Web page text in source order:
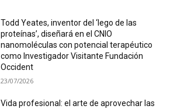
Todd Yeates, inventor del ‘lego de las
proteínas’, diseñará en el CNIO
nanomoléculas con potencial terapéutico
como Investigador Visitante Fundación
Occident
23/07/2026
Vida profesional: el arte de aprovechar las